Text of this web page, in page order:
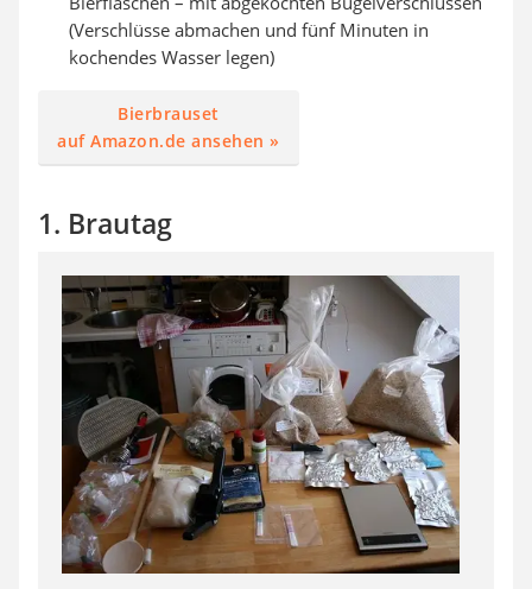
(Verschlüsse abmachen und fünf Minuten in
kochendes Wasser legen)
Bierbrauset
auf Amazon.de ansehen »
1. Brautag